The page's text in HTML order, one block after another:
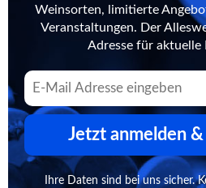
Weinsorten, limitierte
Veranstaltungen. Der
Adresse für aktuelle
Jetzt anmelden
Ihre Daten sind bei uns sicher.